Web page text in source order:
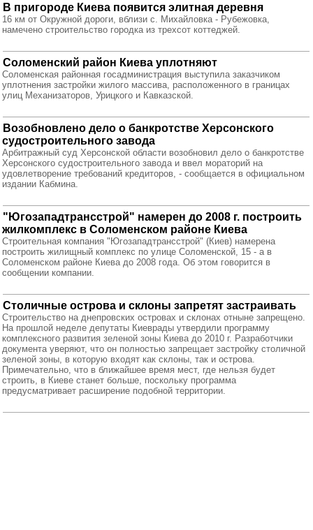
В пригороде Киева появится элитная деревня
16 км от Окружной дороги, вблизи с. Михайловка - Рубежовка,
намечено строительство городка из трехсот коттеджей.
Соломенский район Киева уплотняют
Соломенская районная госадминистрация выступила заказчиком
уплотнения застройки жилого массива, расположенного в границах
улиц Механизаторов, Урицкого и Кавказской.
Возобновлено дело о банкротстве Херсонского
судостроительного завода
Арбитражный суд Херсонской области возобновил дело о банкротстве
Херсонского судостроительного завода и ввел мораторий на
удовлетворение требований кредиторов, - сообщается в официальном
издании Кабмина.
"Югозападтрансстрой" намерен до 2008 г. построить
жилкомплекс в Соломенском районе Киева
Строительная компания "Югозападтрансстрой" (Киев) намерена
построить жилищный комплекс по улице Соломенской, 15 - а в
Соломенском районе Киева до 2008 года. Об этом говорится в
сообщении компании.
Столичные острова и склоны запретят застраивать
Строительство на днепровских островах и склонах отныне запрещено.
На прошлой неделе депутаты Киеврады утвердили программу
комплексного развития зеленой зоны Киева до 2010 г. Разработчики
документа уверяют, что он полностью запрещает застройку столичной
зеленой зоны, в которую входят как склоны, так и острова.
Примечательно, что в ближайшее время мест, где нельзя будет
строить, в Киеве станет больше, поскольку программа
предусматривает расширение подобной территории.